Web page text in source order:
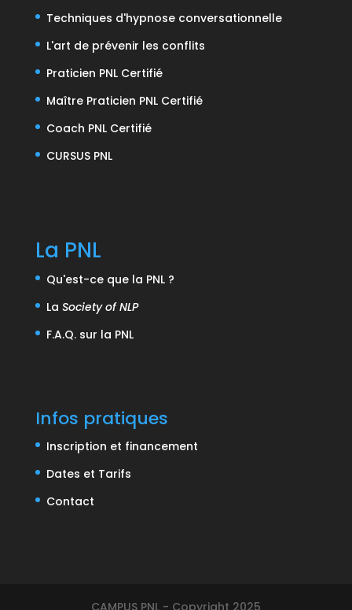
Techniques d'hypnose conversationnelle
L'art de prévenir les conflits
Praticien PNL Certifié
Maître Praticien PNL Certifié
Coach PNL Certifié
CURSUS PNL
La PNL
Qu'est-ce que la PNL ?
La Society of NLP
F.A.Q. sur la PNL
Infos pratiques
Inscription et financement
Dates et Tarifs
Contact